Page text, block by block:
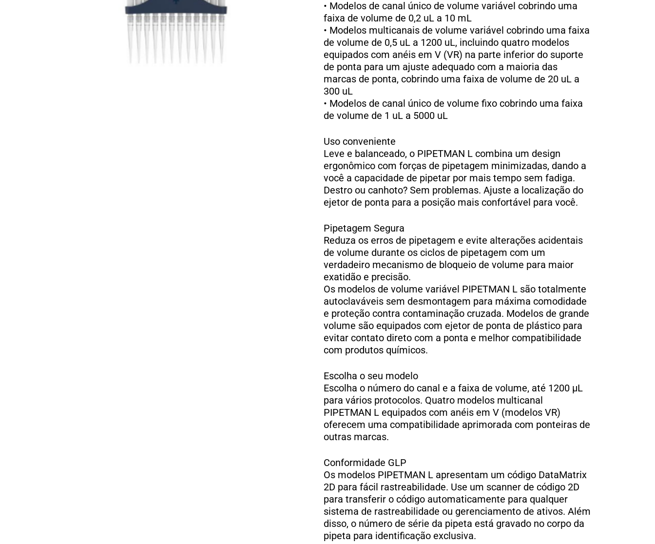
• Modelos de canal único de volume variável cobrindo uma
faixa de volume de 0,2 uL a 10 mL
• Modelos multicanais de volume variável cobrindo uma faixa
de volume de 0,5 uL a 1200 uL, incluindo quatro modelos
equipados com anéis em V (VR) na parte inferior do suporte
de ponta para um ajuste adequado com a maioria das
marcas de ponta, cobrindo uma faixa de volume de 20 uL a
300 uL
• Modelos de canal único de volume fixo cobrindo uma faixa
de volume de 1 uL a 5000 uL
Uso conveniente
Leve e balanceado, o PIPETMAN L combina um design
ergonômico com forças de pipetagem minimizadas, dando a
você a capacidade de pipetar por mais tempo sem fadiga.
Destro ou canhoto? Sem problemas. Ajuste a localização do
ejetor de ponta para a posição mais confortável para você.
Pipetagem Segura
Reduza os erros de pipetagem e evite alterações acidentais
de volume durante os ciclos de pipetagem com um
verdadeiro mecanismo de bloqueio de volume para maior
exatidão e precisão.
Os modelos de volume variável PIPETMAN L são totalmente
autoclaváveis ​​sem desmontagem para máxima comodidade
e proteção contra contaminação cruzada. Modelos de grande
volume são equipados com ejetor de ponta de plástico para
evitar contato direto com a ponta e melhor compatibilidade
com produtos químicos.
Escolha o seu modelo
Escolha o número do canal e a faixa de volume, até 1200 μL
para vários protocolos. Quatro modelos multicanal
PIPETMAN L equipados com anéis em V (modelos VR)
oferecem uma compatibilidade aprimorada com ponteiras de
outras marcas.
Conformidade GLP
Os modelos PIPETMAN L apresentam um código DataMatrix
2D para fácil rastreabilidade. Use um scanner de código 2D
para transferir o código automaticamente para qualquer
sistema de rastreabilidade ou gerenciamento de ativos. Além
disso, o número de série da pipeta está gravado no corpo da
pipeta para identificação exclusiva.